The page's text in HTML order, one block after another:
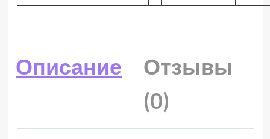
Описание
Отзывы
(0)